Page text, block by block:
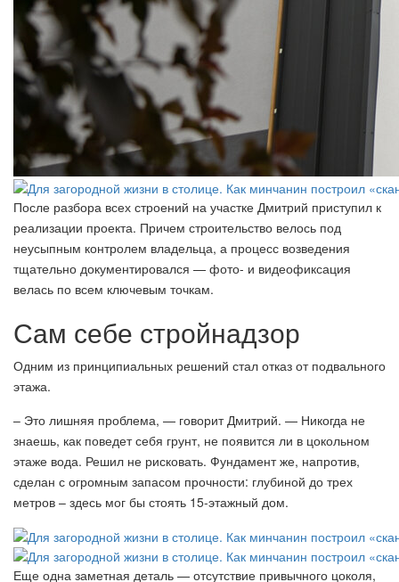
После разбора всех строений на участке Дмитрий приступил к
реализации проекта. Причем строительство велось под
неусыпным контролем владельца, а процесс возведения
тщательно документировался — фото- и видеофиксация
велась по всем ключевым точкам.
Сам себе стройнадзор
Одним из принципиальных решений стал отказ от подвального
этажа.
– Это лишняя проблема, — говорит Дмитрий. — Никогда не
знаешь, как поведет себя грунт, не появится ли в цокольном
этаже вода. Решил не рисковать. Фундамент же, напротив,
сделан с огромным запасом прочности: глубиной до трех
метров – здесь мог бы стоять 15-этажный дом.
Еще одна заметная деталь — отсутствие привычного цоколя,